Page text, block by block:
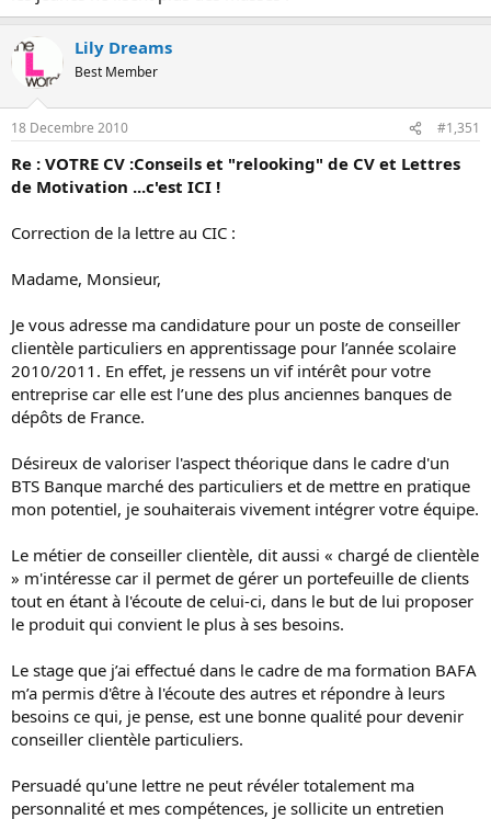
Lily Dreams
Best Member
18 Decembre 2010 #1,351
Re : VOTRE CV :Conseils et "relooking" de CV et Lettres
de Motivation ...c'est ICI !
Correction de la lettre au CIC :
Madame, Monsieur,
Je vous adresse ma candidature pour un poste de conseiller
clientèle particuliers en apprentissage pour l’année scolaire
2010/2011. En effet, je ressens un vif intérêt pour votre
entreprise car elle est l’une des plus anciennes banques de
dépôts de France.
Désireux de valoriser l'aspect théorique dans le cadre d'un
BTS Banque marché des particuliers et de mettre en pratique
mon potentiel, je souhaiterais vivement intégrer votre équipe.
Le métier de conseiller clientèle, dit aussi « chargé de clientèle
» m'intéresse car il permet de gérer un portefeuille de clients
tout en étant à l'écoute de celui-ci, dans le but de lui proposer
le produit qui convient le plus à ses besoins.
Le stage que j’ai effectué dans le cadre de ma formation BAFA
m’a permis d'être à l'écoute des autres et répondre à leurs
besoins ce qui, je pense, est une bonne qualité pour devenir
conseiller clientèle particuliers.
Persuadé qu'une lettre ne peut révéler totalement ma
personnalité et mes compétences, je sollicite un entretien